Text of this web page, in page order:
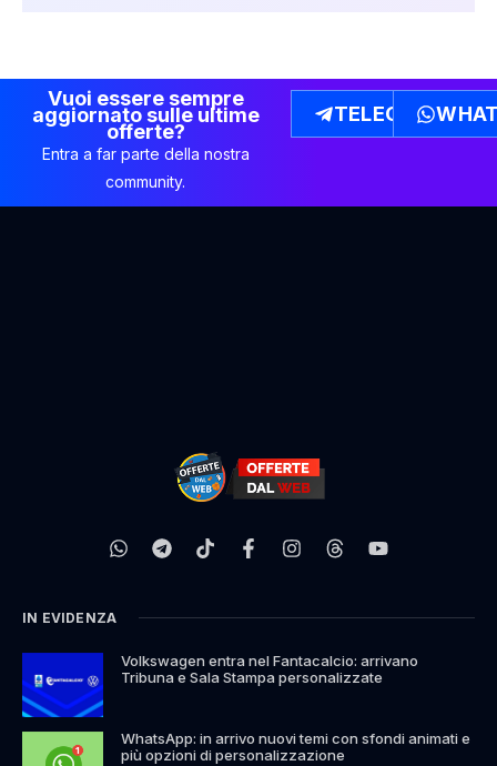
Vuoi essere sempre
aggiornato sulle ultime
offerte?
Entra a far parte della nostra
community.
TELEGRAM
IN EVIDENZA
Volkswagen entra nel Fantacalcio: arrivano
Tribuna e Sala Stampa personalizzate
WhatsApp: in arrivo nuovi temi con sfondi animati e
più opzioni di personalizzazione